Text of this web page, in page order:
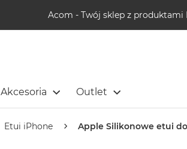
Acom - Twój sklep z produktami
Akcesoria Outlet
Etui iPhone Apple Silikonowe etui do